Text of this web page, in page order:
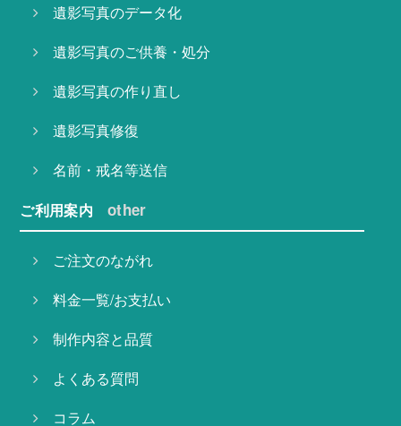
遺影写真のデータ化
遺影写真のご供養・処分
遺影写真の作り直し
遺影写真修復
名前・戒名等送信
ご利用案内
other
ご注文のながれ
料金一覧/お支払い
制作内容と品質
よくある質問
コラム